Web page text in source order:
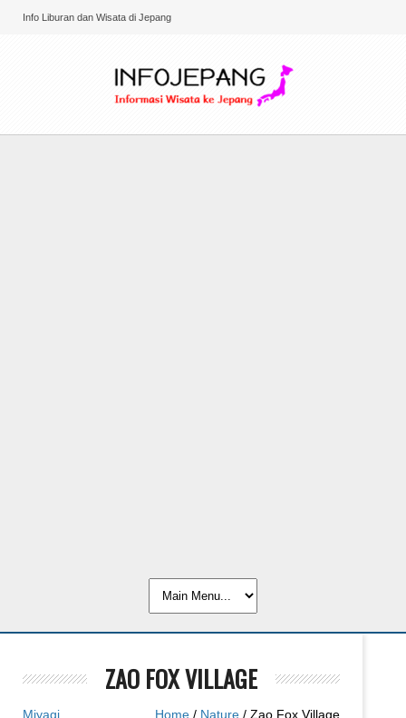
Info Liburan dan Wisata di Jepang
ZAO FOX VILLAGE
Miyagi Home / Nature / Zao Fox Village